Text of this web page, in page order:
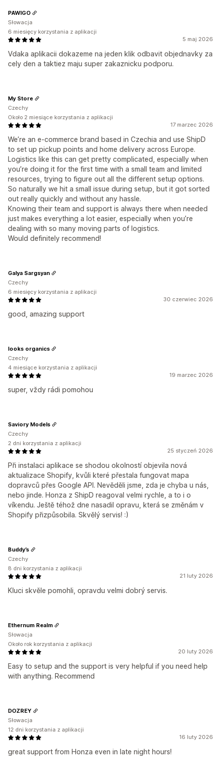
5 maj 2026
Vdaka aplikacii dokazeme na jeden klik odbavit objednavky za
cely den a taktiez maju super zakaznicku podporu.
PAWIGO
Słowacja
6 miesięcy korzystania z aplikacji
17 marzec 2026
We’re an e-commerce brand based in Czechia and use ShipD
to set up pickup points and home delivery across Europe.
Logistics like this can get pretty complicated, especially when
you’re doing it for the first time with a small team and limited
resources, trying to figure out all the different setup options.
So naturally we hit a small issue during setup, but it got sorted
out really quickly and without any hassle.
Knowing their team and support is always there when needed
just makes everything a lot easier, especially when you’re
dealing with so many moving parts of logistics.
Would definitely recommend!
My Store
Czechy
Około 2 miesiące korzystania z aplikacji
30 czerwiec 2026
good, amazing support
Galya Sargsyan
Czechy
6 miesięcy korzystania z aplikacji
19 marzec 2026
super, vždy rádi pomohou
looks organics
Czechy
4 miesiące korzystania z aplikacji
25 styczeń 2026
Při instalaci aplikace se shodou okolností objevila nová
aktualizace Shopify, kvůli které přestala fungovat mapa
dopravců přes Google API. Nevěděli jsme, zda je chyba u nás,
nebo jinde. Honza z ShipD reagoval velmi rychle, a to i o
víkendu. Ještě téhož dne nasadil opravu, která se změnám v
Shopify přizpůsobila. Skvělý servis! :)
Saviory Models
Czechy
2 dni korzystania z aplikacji
21 luty 2026
Kluci skvěle pomohli, opravdu velmi dobrý servis.
Buddy’s
Czechy
8 dni korzystania z aplikacji
20 luty 2026
Easy to setup and the support is very helpful if you need help
with anything. Recommend
Ethernum Realm
Słowacja
Około rok korzystania z aplikacji
16 luty 2026
great support from Honza even in late night hours!
DOZREY
Słowacja
12 dni korzystania z aplikacji